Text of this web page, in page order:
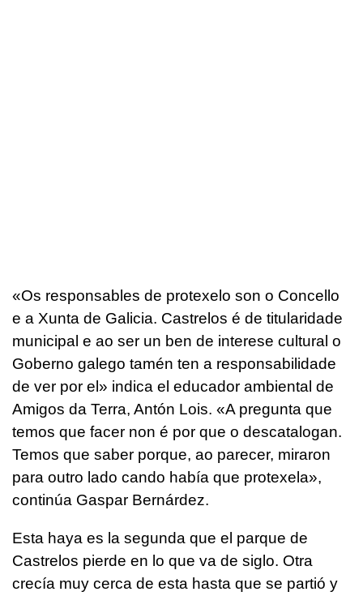
«Os responsables de protexelo son o Concello
e a Xunta de Galicia. Castrelos é de titularidade
municipal e ao ser un ben de interese cultural o
Goberno galego tamén ten a responsabilidade
de ver por el » indica el educador ambiental de
Amigos da Terra, Antón Lois. «A pregunta que
temos que facer non é por que o descatalogan.
Temos que saber porque, ao parecer, miraron
para outro lado cando había que protexela»,
continúa Gaspar Bernárdez.
Esta haya es la segunda que el parque de
Castrelos pierde en lo que va de siglo. Otra
crecía muy cerca de esta hasta que se partió y